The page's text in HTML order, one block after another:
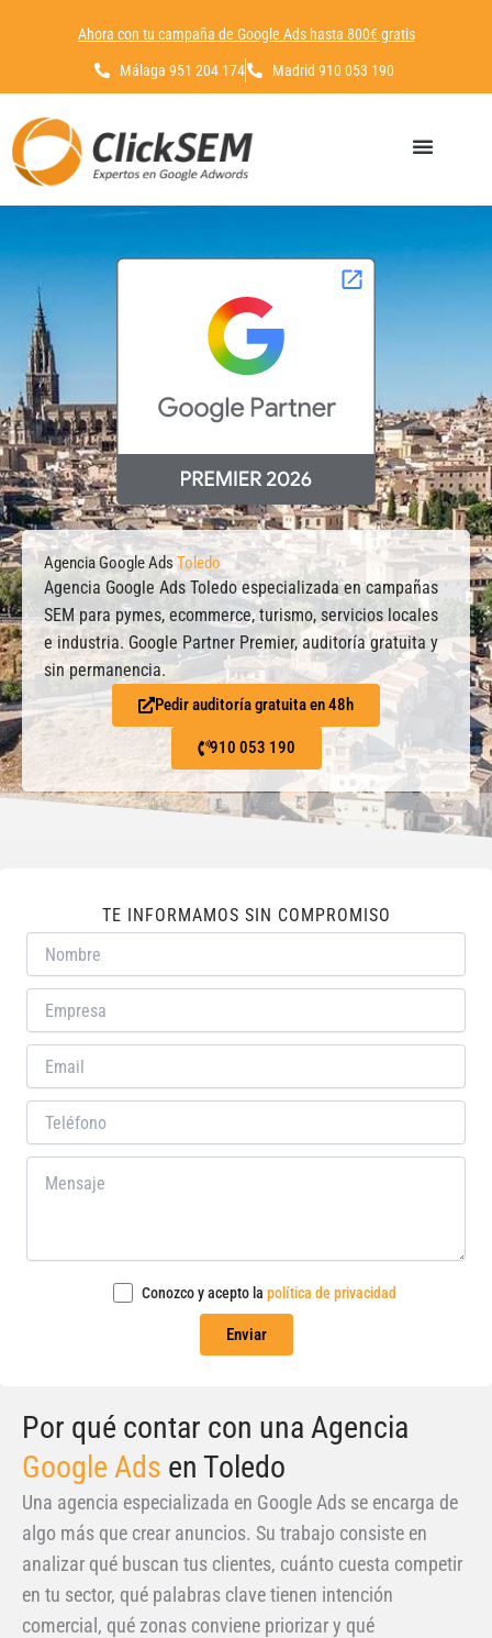
Ahora con tu campaña de Google Ads hasta 800€ gratis
Málaga 951 204 174 Madrid 910 053 190
Agencia Google AdsToledo
Agencia Google Ads Toledo especializada en campañas
SEM para pymes, ecommerce, turismo, servicios locales
e industria. Google Partner Premier, auditoría gratuita y
sin permanencia.
Pedir auditoría gratuita en 48h
910 053 190
Por qué contar con una Agencia
Google Ads en Toledo
Una agencia especializada en Google Ads se encarga de
algo más que crear anuncios. Su trabajo consiste en
analizar qué buscan tus clientes, cuánto cuesta competir
en tu sector, qué palabras clave tienen intención
comercial, qué zonas conviene priorizar y qué
TE INFORMAMOS SIN COMPROMISO
Conozco y acepto la política de privacidad